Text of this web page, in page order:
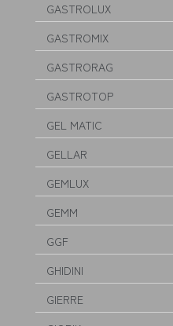
GASTROLUX
GASTROMIX
GASTRORAG
GASTROTOP
GEL MATIC
GELLAR
GEMLUX
GEMM
GGF
GHIDINI
GIERRE